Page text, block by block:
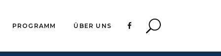
PROGRAMM ÜBER UNS